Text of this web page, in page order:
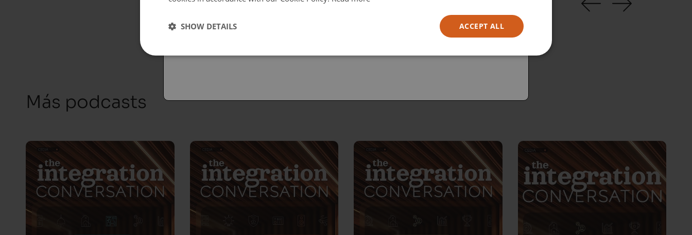
Más podcasts
Australia
ACCEPT ALL
SHOW DETAILS